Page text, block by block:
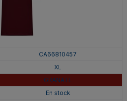
CA66810457
XL
GRANATE
En stock